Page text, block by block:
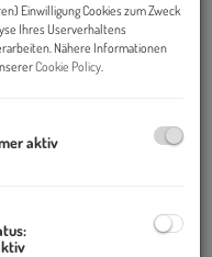
Einwilligung Cookies zum Zweck
Ihres Userverhaltens
Nähere Informationen
Cookie Policy
aktiv